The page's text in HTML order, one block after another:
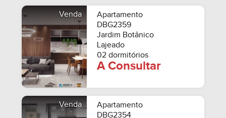
Venda
Apartamento
DBG2359
Jardim Botânico
Lajeado
02 dormitórios
A Consultar
Venda
Apartamento
DBG2354